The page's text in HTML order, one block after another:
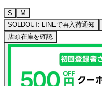
S
M
SOLDOUT: LINEで再入荷通知
店頭在庫を確認